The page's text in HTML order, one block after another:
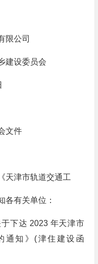
限公司
建设委员会
文件
天津市轨道交通工
各有关单位：
下达 2023 年天津市
通知》(津住建设函